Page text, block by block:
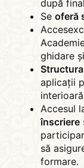
după
Se oferă
ghidare
Structura
aplicații
Accesul
înscriere
să
formare.